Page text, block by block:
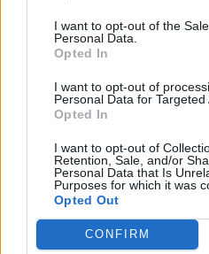
I want to opt-out of the
Personal Data.
Opted In
I want to opt-out of
Personal Data for Targeted
Opted In
I want to opt-out of
Retention, Sale, and/or
Personal Data that Is
Purposes for which it was
Opted Out
CONFIRM
Προηγούμενο